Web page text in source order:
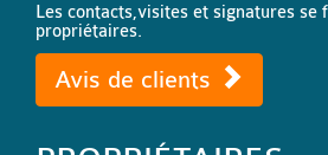
Les contacts,visites et signatures se
propriétaires.
Avis de clients